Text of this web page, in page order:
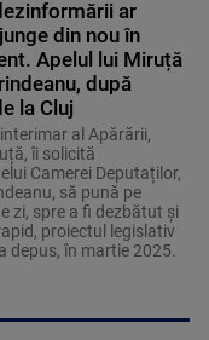
ar
din nou în
Apelul lui Miruță
după
la Cluj
al Apărării,
îi solicită
Camerei Deputaților,
să pună pe
zi, spre a fi dezbătut și
proiectul legislativ
depus, în martie 2025.